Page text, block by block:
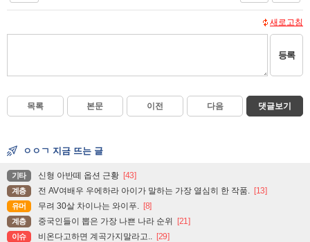
새로고침
등록
목록 본문 이전 다음 댓글보기
ㅇㅇㄱ 지금 뜨는 글
기타 신형 아반떼 옵션 근황 [43]
계층 전 AV여배우 우에하라 아이가 말하는 가장 열심히 한 작품. [13]
유머 무려 30살 차이나는 와이푸. [8]
계층 중국인들이 뽑은 가장 나쁜 나라 순위 [21]
이슈 비온다고하면 계곡가지말라고.. [29]